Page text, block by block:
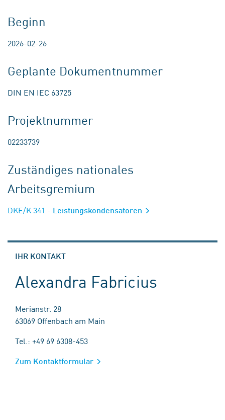
Beginn
2026-02-26
Geplante Dokumentnummer
DIN EN IEC 63725
Projektnummer
02233739
Zuständiges nationales
Arbeitsgremium
DKE/K 341 - Leistungskondensatoren
IHR KONTAKT
Alexandra Fabricius
Merianstr. 28
63069 Offenbach am Main
Tel.: +49 69 6308-453
Zum Kontaktformular